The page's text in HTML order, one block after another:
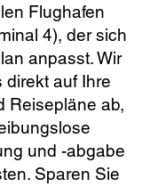
Flughafen
4), der sich
anpasst. Wir
direkt auf Ihre
Reisepläne ab,
und -abgabe
Sparen Sie